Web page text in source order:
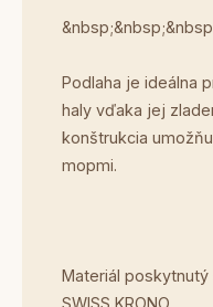
Podlaha je ideálna
haly vďaka jej
konštrukcia
mopmi.
Materiál
SWISS KRONO